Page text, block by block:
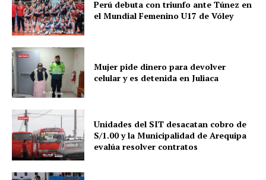
Perú debuta con triunfo ante Túnez en
el Mundial Femenino U17 de Vóley
Mujer pide dinero para devolver
celular y es detenida en Juliaca
Unidades del SIT desacatan cobro de
S/1.00 y la Municipalidad de Arequipa
evalúa resolver contratos